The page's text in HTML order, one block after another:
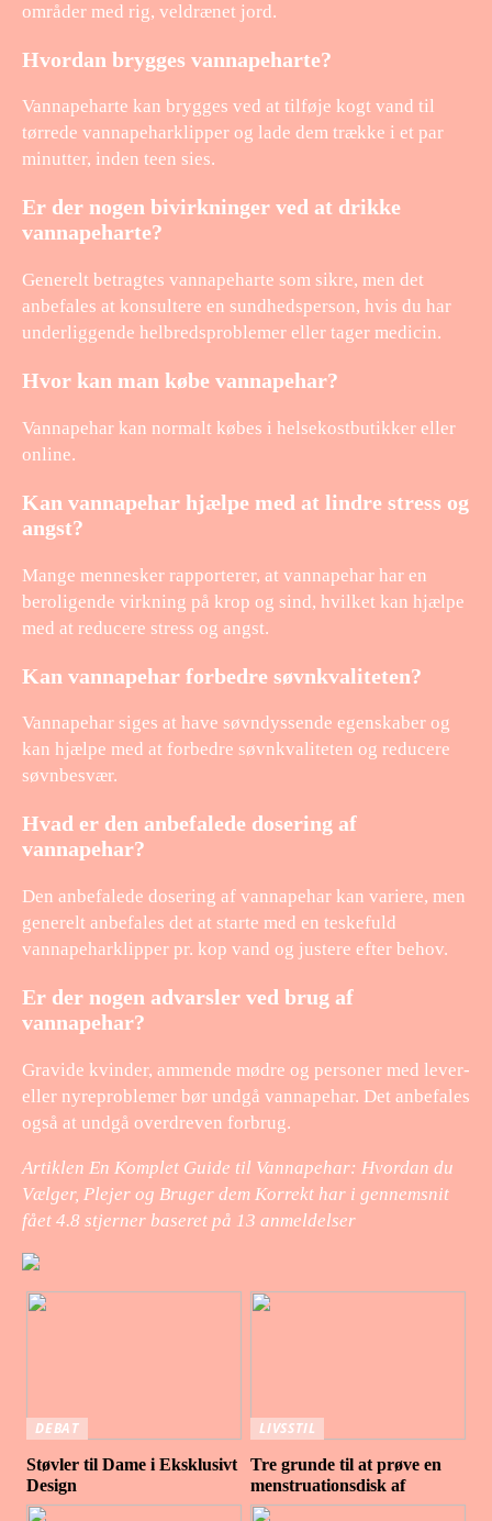
områder med rig, veldrænet jord.
Hvordan brygges vannapeharte?
Vannapeharte kan brygges ved at tilføje kogt vand til
tørrede vannapeharklipper og lade dem trække i et par
minutter, inden teen sies.
Er der nogen bivirkninger ved at drikke
vannapeharte?
Generelt betragtes vannapeharte som sikre, men det
anbefales at konsultere en sundhedsperson, hvis du har
underliggende helbredsproblemer eller tager medicin.
Hvor kan man købe vannapehar?
Vannapehar kan normalt købes i helsekostbutikker eller
online.
Kan vannapehar hjælpe med at lindre stress og
angst?
Mange mennesker rapporterer, at vannapehar har en
beroligende virkning på krop og sind, hvilket kan hjælpe
med at reducere stress og angst.
Kan vannapehar forbedre søvnkvaliteten?
Vannapehar siges at have søvndyssende egenskaber og
kan hjælpe med at forbedre søvnkvaliteten og reducere
søvnbesvær.
Hvad er den anbefalede dosering af
vannapehar?
Den anbefalede dosering af vannapehar kan variere, men
generelt anbefales det at starte med en teskefuld
vannapeharklipper pr. kop vand og justere efter behov.
Er der nogen advarsler ved brug af
vannapehar?
Gravide kvinder, ammende mødre og personer med lever-
eller nyreproblemer bør undgå vannapehar. Det anbefales
også at undgå overdreven forbrug.
Artiklen En Komplet Guide til Vannapehar: Hvordan du
Vælger, Plejer og Bruger dem Korrekt har i gennemsnit
fået 4.8 stjerner baseret på 13 anmeldelser
DEBAT
Støvler til Dame i Eksklusivt
Design
LIVSSTIL
Tre grunde til at prøve en
menstruationsdisk af